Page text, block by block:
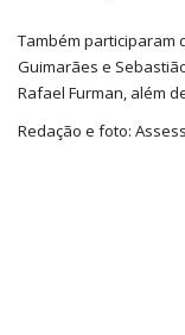
Também participaram
Guimarães e
Rafael Furman, além
Redação e foto: